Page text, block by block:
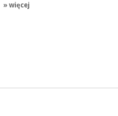
» więcej